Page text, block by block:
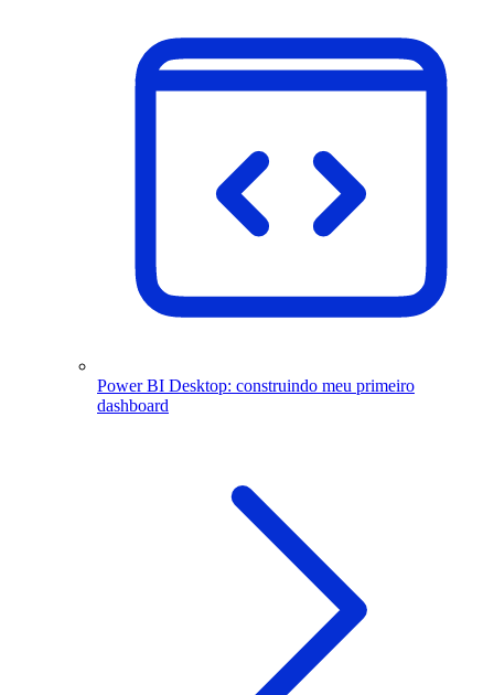
Power BI Desktop: construindo meu primeiro
dashboard